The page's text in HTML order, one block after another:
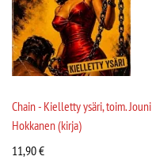
Chain - Kielletty ysäri, toim. Jouni
Hokkanen (kirja)
11,90€